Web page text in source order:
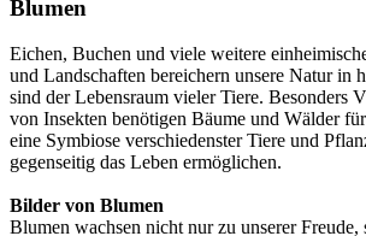
Blumen
Eichen, Buchen und viele weitere
und Landschaften bereichern unsere Natur in
sind der Lebensraum vieler Tiere. Besonders
von Insekten benötigen Bäume und Wälder
eine Symbiose verschiedenster Tiere und
gegenseitig das Leben ermöglichen.
Bilder von Blumen
Blumen wachsen nicht nur zu unserer Freude,